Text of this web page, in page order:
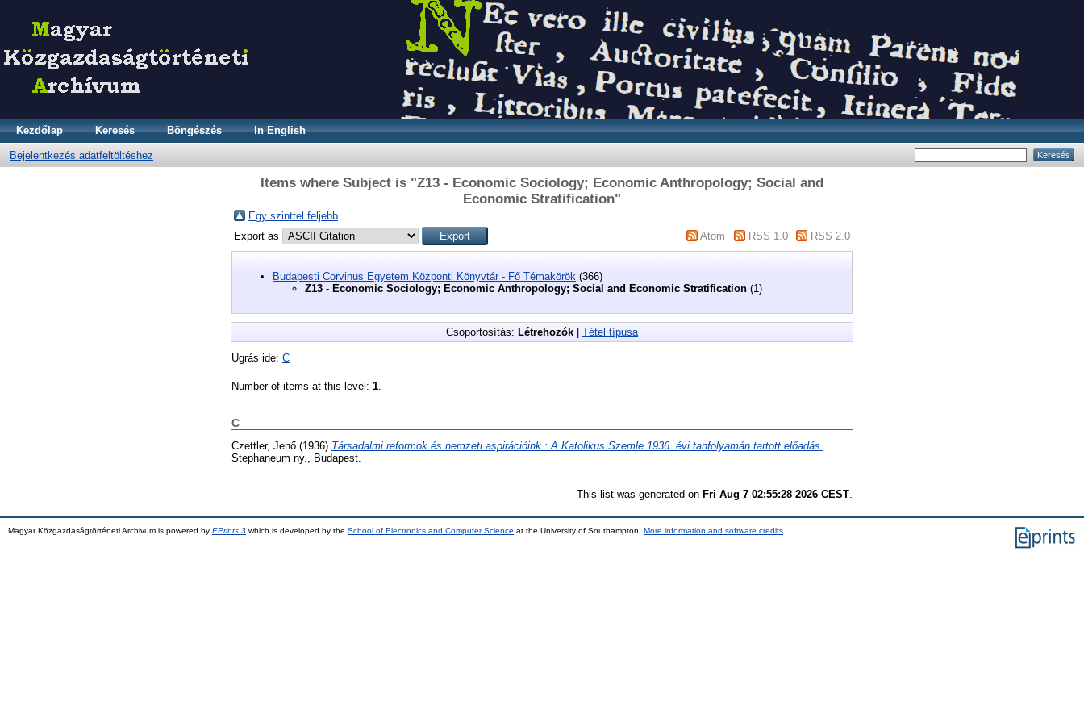
Kezdőlap Keresés Böngészés In English
Bejelentkezés adatfeltöltéshez
Items where Subject is "Z13 - Economic Sociology; Economic Anthropology; Social and
Economic Stratification"
Egy szinttel feljebb
Export as
Atom RSS 1.0 RSS 2.0
Budapesti Corvinus Egyetem Központi Könyvtár - Fő Témakörök (366)
Z13 - Economic Sociology; Economic Anthropology; Social and Economic Stratification (1)
Csoportosítás: Létrehozók | Tétel típusa
Ugrás ide: C
Number of items at this level: 1
C
Czettler, Jenő (1936) Társadalmi reformok és nemzeti aspirációink : A Katolikus Szemle 1936. évi tanfolyamán tartott előadás.
Stephaneum ny., Budapest.
This list was generated on Fri Aug 7 02:55:28 2026 CEST.
Magyar Közgazdaságtörténeti Archivum is powered by EPrints 3 which is developed by the School of Electronics and Computer Science at the University of Southampton. More information and software credits.